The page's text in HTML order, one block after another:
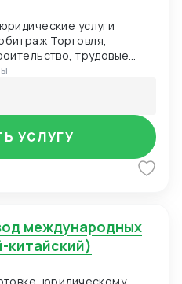
услуги
Торговля,
трудовые
Государственные
нарушения
деликты,
Преступления
преступления
сопровождение
органов
и частных
для новых и
услуги для
услуги
Управление трудовыми
УСЛУГУ
китайский)